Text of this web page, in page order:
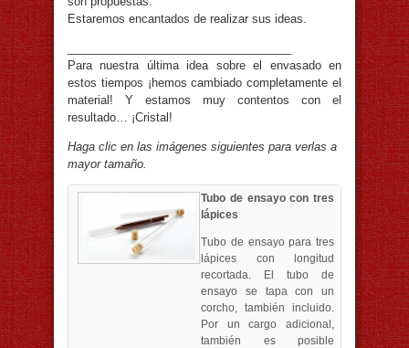
Estaremos encantados de realizar sus ideas.
Para nuestra última idea sobre el envasado en
estos tiempos ¡hemos cambiado completamente el
material! Y estamos muy contentos con el
resultado… ¡Cristal!
Haga clic en las imágenes siguientes para verlas a
mayor tamaño.
Tubo de ensayo con tres
lápices
Tubo de ensayo para tres
lápices con longitud
recortada. El tubo de
ensayo se tapa con un
corcho, también incluido.
Por un cargo adicional,
también es posible